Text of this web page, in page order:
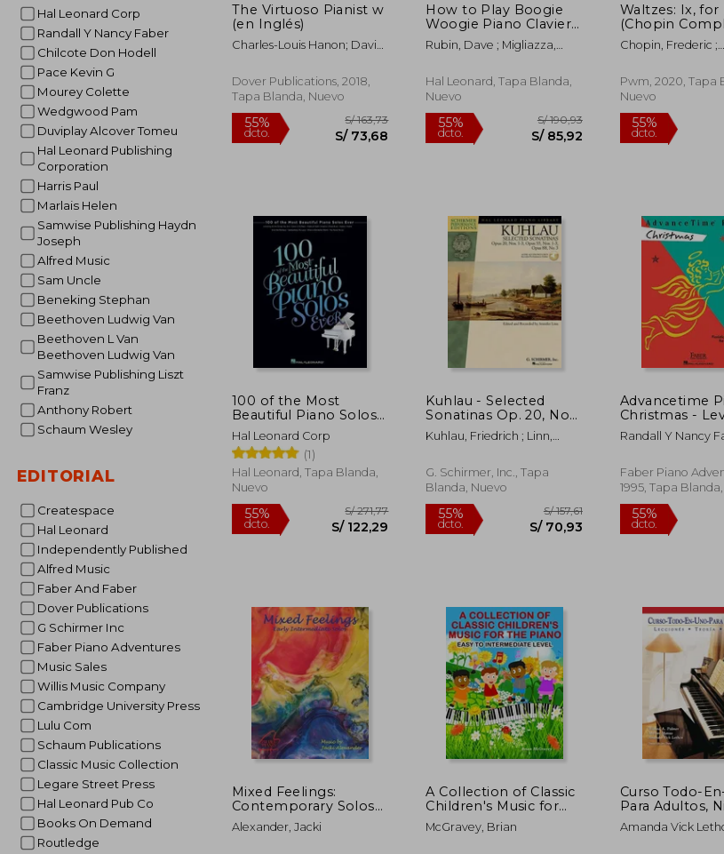
Hal Leonard Corp
Randall Y Nancy Faber
Chilcote Don Hodell
Pace Kevin G
Mourey Colette
Wedgwood Pam
Duviplay Alcover Tomeu
Hal Leonard Publishing
Corporation
Harris Paul
Marlais Helen
Samwise Publishing Haydn
Joseph
Alfred Music
Sam Uncle
Beneking Stephan
Beethoven Ludwig Van
Beethoven L Van
Beethoven Ludwig Van
Samwise Publishing Liszt
Franz
Anthony Robert
Schaum Wesley
EDITORIAL
Createspace
Hal Leonard
Independently Published
Alfred Music
Faber And Faber
Dover Publications
G Schirmer Inc
Faber Piano Adventures
Music Sales
Willis Music Company
Cambridge University Press
Lulu Com
Schaum Publications
Classic Music Collection
Legare Street Press
Hal Leonard Pub Co
Books On Demand
Routledge
The Virtuoso Pianist w
(en Inglés)
Charles-Louis Hanon; David
Dover Publications, 2018,
Tapa Blanda, Nuevo
55%
dcto.
How to Play Boogie
Woogie Piano Clavier
+Enregistrements
Online (en Inglés)
Rubin, Dave ; Migliazza,
Hal Leonard, Tapa Blanda,
Nuevo
55% S/ 190,93
Waltzes: Ix, for
(Chopin
Works, 9) (en
Chopin, Frederic ;
Pwm, 2020, Tapa
Nuevo
dcto.
100 of the Most
Beautiful Piano Solos
Ever (en Inglés)
Hal Leonard Corp
(1)
Hal Leonard, Tapa Blanda,
Nuevo
55%
dcto. S/ 122,29
Kuhlau - Selected
Sonatinas Op. 20, Nos.
1-3, Op. 55, Nos. 1-3,
Op. 88, No. 3
[With CD (Audio)] (en
Inglés)
Kuhlau, Friedrich ; Linn,
G. Schirmer, Inc., Tapa
Blanda, Nuevo
55%
dcto.
Advancetime
Christmas -
Inglés)
Randall Y Nancy
Faber Piano
1995, Tapa
Mixed Feelings:
Contemporary Solos
for Early
Intermediates (en
Alexander, Jacki
A Collection of Classic
Children's Music for
the Piano: Easy to
Intermediate Level
McGravey, Brian
Curso Todo-
Para Adultos,
Lecciones,
Solos [With CD
Amanda Vick